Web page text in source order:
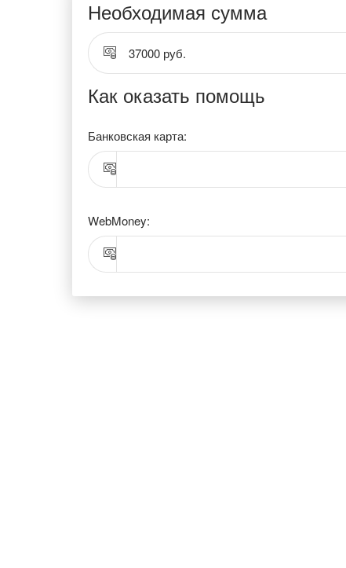
Необходимая сумма
37000 руб.
Как оказать помощь
Банковская карта:
WebMoney: